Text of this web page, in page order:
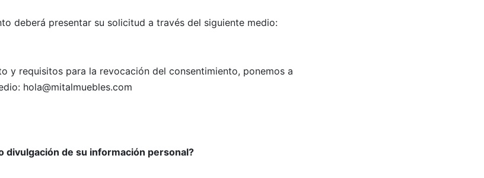
deberá presentar su solicitud a través del siguiente medio:
y requisitos para la revocación del consentimiento, ponemos a
hola@mitalmuebles.com
divulgación de su información personal?